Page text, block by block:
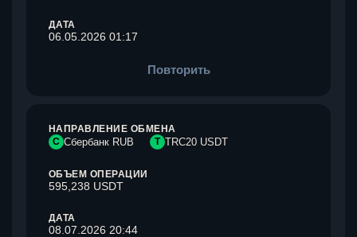
ДАТА
06.05.2026 01:17
Повторить
НАПРАВЛЕНИЕ ОБМЕНА
С Сбербанк RUB T TRC20 USDT
ОБЪЕМ ОПЕРАЦИИ
595,238 USDT
ДАТА
08.07.2026 20:44